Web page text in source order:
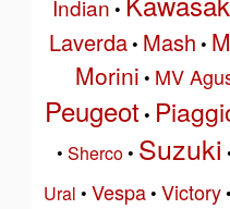
Indian •
Laverda• Mash •
Morini • MV
Peugeot •
• Sherco• Suzuki
Ural • Vespa• Victory•